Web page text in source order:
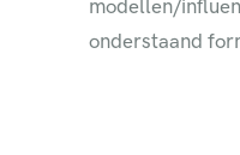
modellen/
onderstaand